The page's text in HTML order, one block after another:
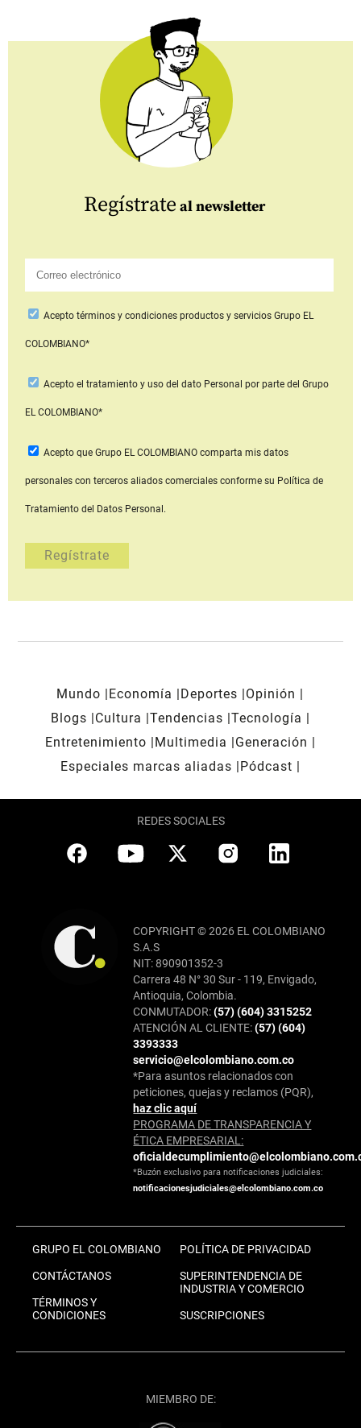
Regístrate al newsletter
Aceptotérminos y condiciones productos y serviciosGrupo EL
COLOMBIANO*
Acepto el tratamiento y uso del dato Personal por parte del Grupo
EL COLOMBIANO*
Acepto que Grupo EL COLOMBIANOcomparta mis datos
personales con terceros aliados comerciales conforme su Política de
Tratamiento del Datos Personal.
Mundo Economía Deportes
Opinión
Blogs
Cultura Tendencias Tecnología
Entretenimiento
Multimedia
Generación
Especiales marcas aliadas
Pódcast
REDES SOCIALES
COPYRIGHT © 2026 EL COLOMBIANO
S.A.S
NIT: 890901352-3
Carrera 48 N° 30 Sur - 119, Envigado,
Antioquia, Colombia.
CONMUTADOR:(57) (604) 3315252
ATENCIÓN AL CLIENTE:(57) (604)
3393333
servicio@elcolombiano.com.co
*Para asuntos relacionados con
peticiones, quejas y reclamos (PQR),
haz clic aquí
PROGRAMA DE TRANSPARENCIA Y
ÉTICA EMPRESARIAL:
*Buzón exclusivo para notificaciones judiciales:
notificacionesjudiciales@elcolombiano.com.co
GRUPO EL COLOMBIANO
CONTÁCTANOS
TÉRMINOS Y
CONDICIONES
POLÍTICA DE PRIVACIDAD
SUPERINTENDENCIA DE
INDUSTRIA Y COMERCIO
SUSCRIPCIONES
MIEMBRO DE: